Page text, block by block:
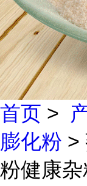
首页 >
膨化粉 >
粉健康杂